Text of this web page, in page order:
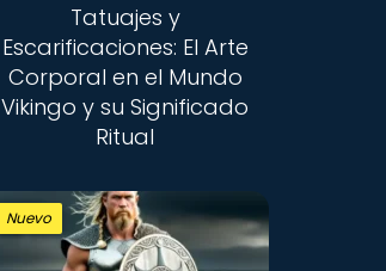
Tatuajes y
Escarificaciones: El Arte
Corporal en el Mundo
Vikingo y su Significado
Ritual
Nuevo